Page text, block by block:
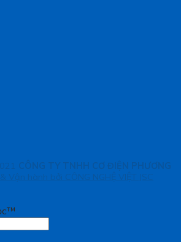
CÔNG TY TNHH CƠ ĐIỆN PHƯƠNG
Vận hành bởi CÔNG NGHỆ VIỆT JSC